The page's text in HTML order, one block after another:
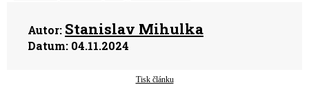
Autor: Stanislav Mihulka
Datum: 04.11.2024
Tisk článku